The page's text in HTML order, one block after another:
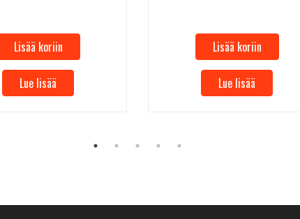
Lisää koriin
Lue lisää
Lisää koriin
Lue lisää